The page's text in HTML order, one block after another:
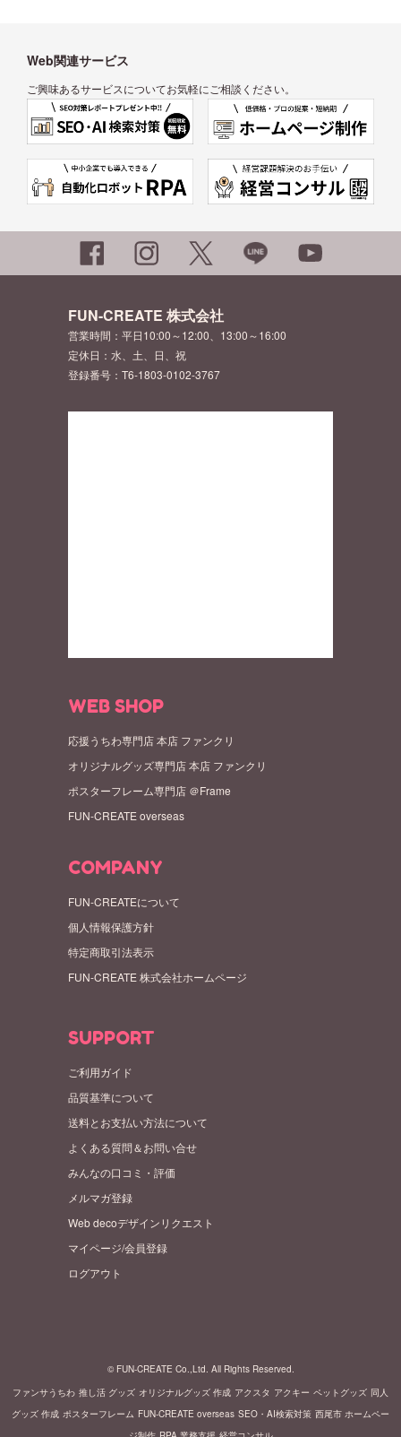
Web関連サービス
ご興味あるサービスについてお気軽にご相談ください。
FUN-CREATE 株式会社
営業時間：平日10:00～12:00、13:00～16:00
定休日：水、土、日、祝
登録番号：T6-1803-0102-3767
WEB SHOP
応援うちわ専門店 本店 ファンクリ
オリジナルグッズ専門店 本店 ファンクリ
ポスターフレーム専門店 ＠Frame
FUN-CREATE overseas
COMPANY
FUN-CREATEについて
個人情報保護方針
特定商取引法表示
FUN-CREATE 株式会社ホームページ
SUPPORT
ご利用ガイド
品質基準について
送料とお支払い方法について
よくある質問＆お問い合せ
みんなの口コミ・評価
メルマガ登録
Web decoデザインリクエスト
マイページ/会員登録
ログアウト
© FUN-CREATE Co.,Ltd. All Rights Reserved.
ファンサうちわ 推し活 グッズ オリジナルグッズ 作成 アクスタ アクキー ペットグッズ 同人
グッズ 作成 ポスターフレーム FUN-CREATE overseas SEO・AI検索対策 西尾市 ホームペー